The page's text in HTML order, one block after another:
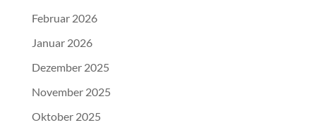
Februar 2026
Januar 2026
Dezember 2025
November 2025
Oktober 2025